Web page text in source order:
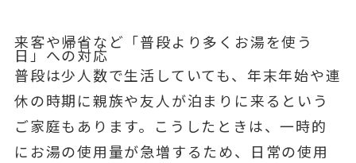
来客や帰省など「普段より多くお湯を使う
日」への対応
普段は少人数で生活していても、年末年始や連
休の時期に親族や友人が泊まりに来るという
ご家庭もあります。こうしたときは、一時的
にお湯の使用量が急増するため、日常の使用